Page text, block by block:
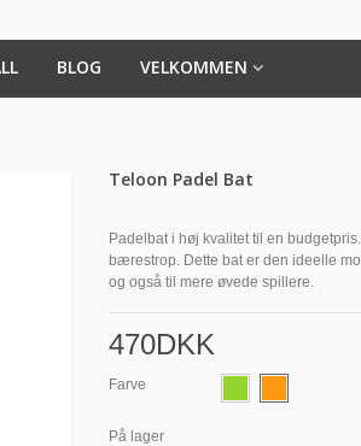
BLOG VELKOMMEN
Teloon Padel Bat
Padelbat i høj kvalitet til en
bærestrop. Dette bat er den ideelle
og også til mere øvede spillere.
470DKK
Farve
På lager